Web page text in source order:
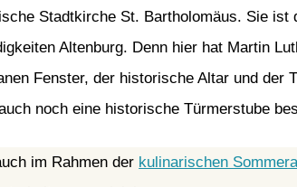
Stadtkirche St. Bartholomäus. Sie
Altenburg. Denn hier hat Martin
Fenster, der historische Altar und der
noch eine historische Türmerstube
im Rahmen der kulinarischen